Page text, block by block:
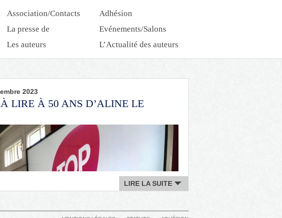
Association/Contacts
Adhésion
La presse de
l’association
Evénements/Salons
Les auteurs
L’Actualité des auteurs
2023
À LIRE À 50 ANS D’ALINE LE
LIRE LA SUITE